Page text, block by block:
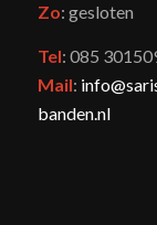
Zo: gesloten
Tel: 085
Mail:
banden.nl